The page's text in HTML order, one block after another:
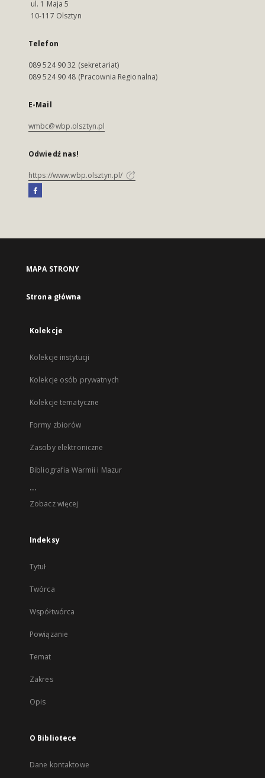
ul. 1 Maja 5
10-117 Olsztyn
Telefon
089 524 90 32 (sekretariat)
089 524 90 48 (Pracownia Regionalna)
E-Mail
wmbc@wbp.olsztyn.pl
Odwiedź nas!
https://www.wbp.olsztyn.pl/
MAPA STRONY
Strona główna
Kolekcje
Kolekcje instytucji
Kolekcje osób prywatnych
Kolekcje tematyczne
Formy zbiorów
Zasoby elektroniczne
Bibliografia Warmii i Mazur
...
Zobacz więcej
Indeksy
Tytuł
Twórca
Współtwórca
Powiązanie
Temat
Zakres
Opis
O Bibliotece
Dane kontaktowe